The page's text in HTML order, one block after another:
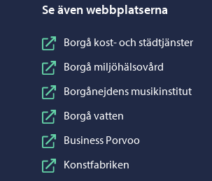
Se även webbplatserna
Borgå kost- och städtjänster
Borgå miljöhälsovård
Borgånejdens musikinstitut
Borgå vatten
Business Porvoo
Konstfabriken